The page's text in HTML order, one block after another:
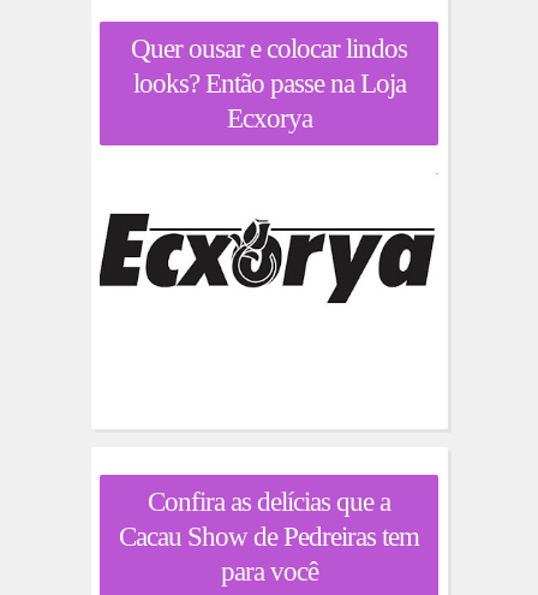
Quer ousar e colocar lindos
looks? Então passe na Loja
Ecxorya
Confira as delícias que a
Cacau Show de Pedreiras tem
para você